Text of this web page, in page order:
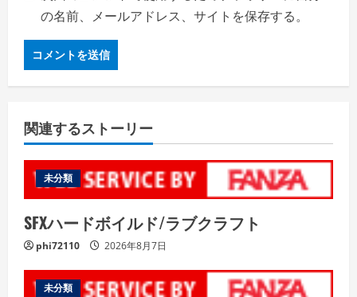
の名前、メールアドレス、サイトを保存する。
関連するストーリー
未分類
SFXハードボイルド/ラブクラフト
phi72110 2026年8月7日
未分類